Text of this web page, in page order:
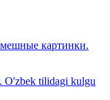
картинки.
O'zbek tilidagi kulgu